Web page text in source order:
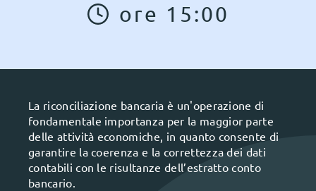
ore 15:00
La riconciliazione bancaria è un'operazione di
fondamentale importanza per la maggior parte
delle attività economiche, in quanto consente di
garantire la coerenza e la correttezza dei dati
contabili con le risultanze dell’estratto conto
bancario.